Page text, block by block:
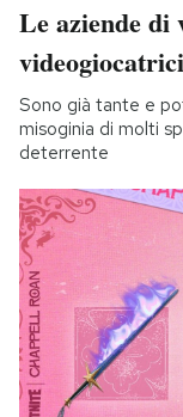
Le aziende di
videogiocatrici
Sono già tante e
misoginia di molti
deterrente